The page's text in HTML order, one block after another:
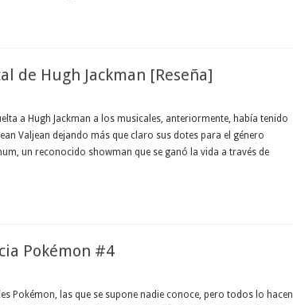
de Hugh Jackman [Reseña]
a Hugh Jackman a los musicales, anteriormente, había tenido
Valjean dejando más que claro sus dotes para el género
un reconocido showman que se ganó la vida a través de
Pokémon #4
Pokémon, las que se supone nadie conoce, pero todos lo hacen